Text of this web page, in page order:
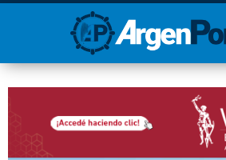
¡Sumate a nuestro
Newsletter!
Nombre Apellidos